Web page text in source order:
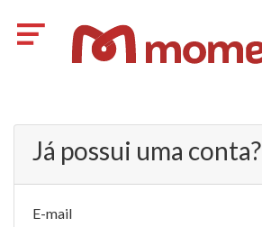
Já possui uma conta?
E-mail